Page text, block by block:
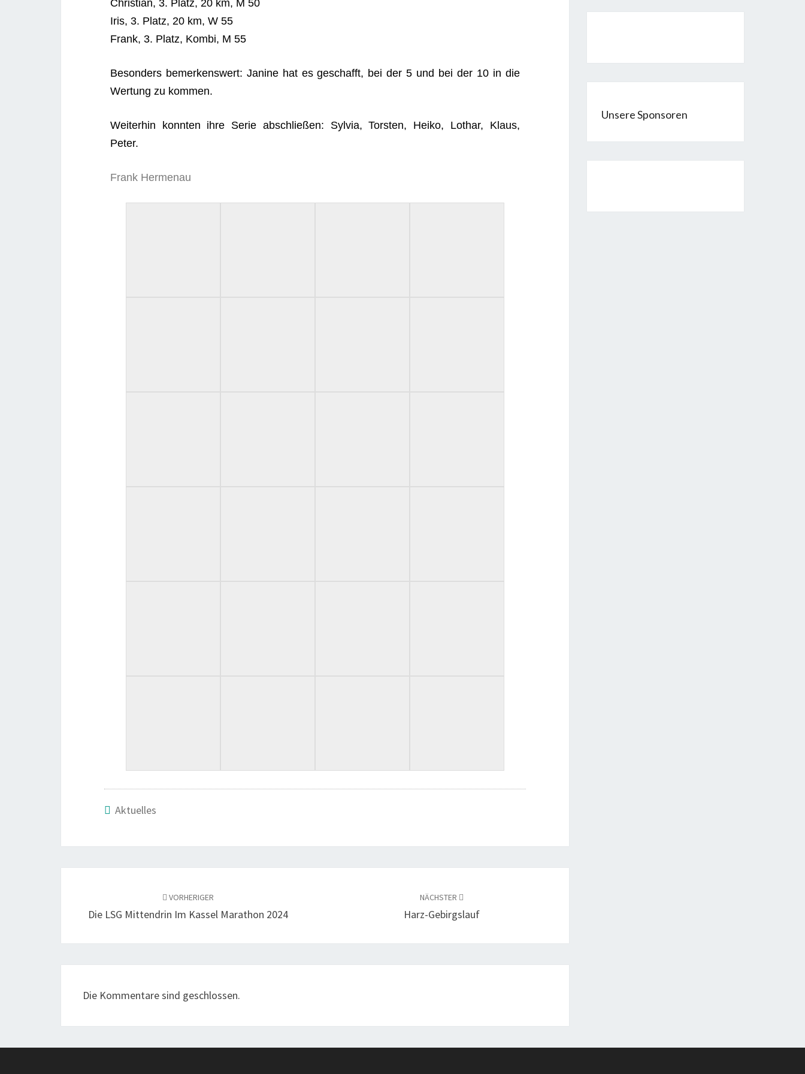
Chris­ti­an, 3. Platz, 20 km, M 50
Iris, 3. Platz, 20 km, W 55
Frank, 3. Platz, Kom­bi, M 55
Beson­ders bemer­kens­wert: Jani­ne hat es geschafft, bei der 5 und bei der 10 in die
Wer­tung zu kommen.
Wei­ter­hin konn­ten ihre Serie abschlie­ßen: Syl­via, Tors­ten, Hei­ko, Lothar, Klaus,
Peter.
Frank Her­men­au
Aktuelles
VORHERIGER
Die LSG Mit­ten­drin Im Kas­sel Mara­thon 2024
NÄCHSTER
Harz-Gebirgs­lauf
Die Kommentare sind geschlossen.
Unsere Sponsoren